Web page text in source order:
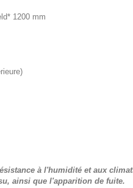
1200 mm
à l'humidité et aux
ainsi que l'apparition de fuite.